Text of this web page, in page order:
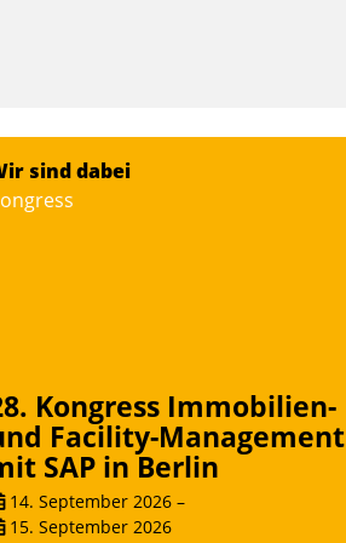
sind dabei
Kongress Immobilien-
Facility-Management
SAP in Berlin
14. September 2026 –
15. September 2026